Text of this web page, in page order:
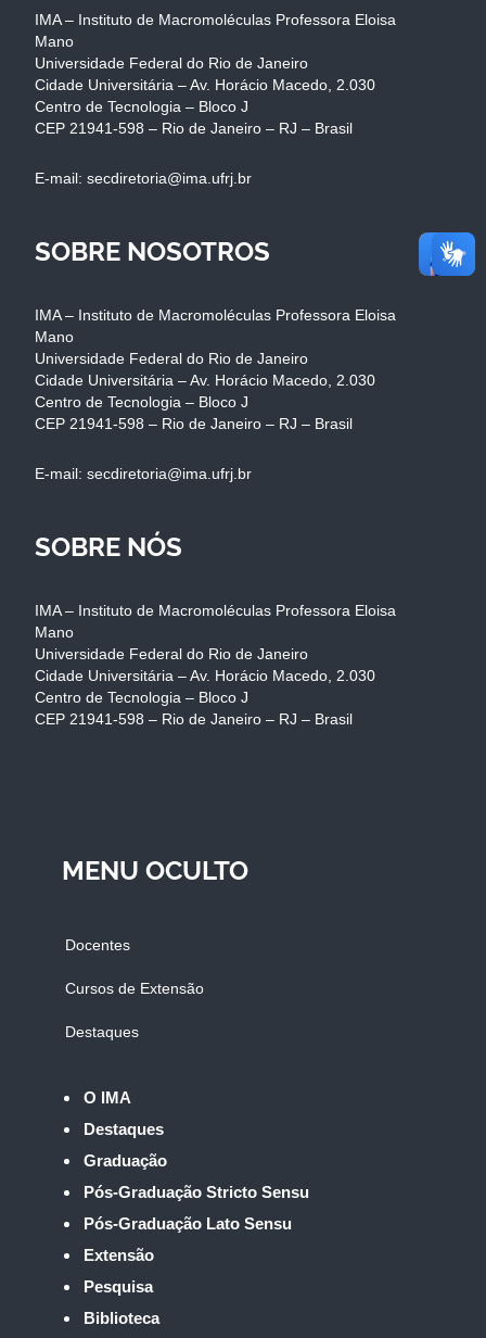
IMA – Instituto de Macromoléculas Professora Eloisa
Mano
Universidade Federal do Rio de Janeiro
Cidade Universitária – Av. Horácio Macedo, 2.030
Centro de Tecnologia – Bloco J
CEP 21941-598 – Rio de Janeiro – RJ – Brasil
E-mail: secdiretoria@ima.ufrj.br
SOBRE NOSOTROS
IMA – Instituto de Macromoléculas Professora Eloisa
Mano
Universidade Federal do Rio de Janeiro
Cidade Universitária – Av. Horácio Macedo, 2.030
Centro de Tecnologia – Bloco J
CEP 21941-598 – Rio de Janeiro – RJ – Brasil
E-mail: secdiretoria@ima.ufrj.br
SOBRE NÓS
IMA – Instituto de Macromoléculas Professora Eloisa
Mano
Universidade Federal do Rio de Janeiro
Cidade Universitária – Av. Horácio Macedo, 2.030
Centro de Tecnologia – Bloco J
CEP 21941-598 – Rio de Janeiro – RJ – Brasil
MENU OCULTO
Docentes
Cursos de Extensão
Destaques
O IMA
Destaques
Graduação
Pós-Graduação Stricto Sensu
Pós-Graduação Lato Sensu
Extensão
Pesquisa
Biblioteca